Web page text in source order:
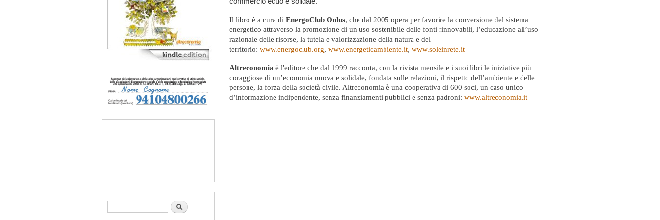
Form di ricerca Cerca
Il libro è a cura di EnergoClub Onlus, che dal 2005 opera per favorire la conversione del sistema
energetico attraverso la promozione di un uso sostenibile delle fonti rinnovabili, l’educazione all’uso
razionale delle risorse, la tutela e valorizzazione della natura e del
territorio: www.energoclub.org, www.energeticambiente.it, www.soleinrete.it
Altreconomia è l'editore che dal 1999 racconta, con la rivista mensile e i suoi libri le iniziative più
coraggiose di un’economia nuova e solidale, fondata sulle relazioni, il rispetto dell’ambiente e delle
persone, la forza della società civile. Altreconomia è una cooperativa di 600 soci, un caso unico
d’informazione indipendente, senza finanziamenti pubblici e senza padroni: www.altreconomia.it